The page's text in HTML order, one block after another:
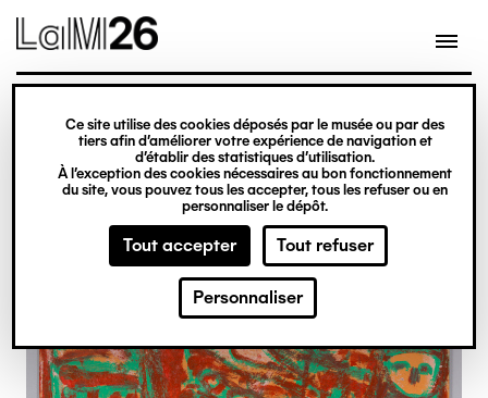
Gestion des cookies
Ce site utilise des cookies déposés par le musée ou par des
tiers afin d’améliorer votre expérience de navigation et
d’établir des statistiques d’utilisation.
À l’exception des cookies nécessaires au bon fonctionnement
du site, vous pouvez tous les accepter, tous les refuser ou en
personnaliser le dépôt.
Tout accepter Tout refuser
Personnaliser
contenu